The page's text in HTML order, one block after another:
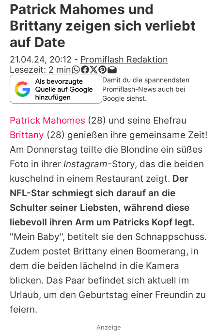
Alle Themen auf Promiflash
App runterladen
Team
Redaktionelle Richtlinien
Impressum
Datenschutzerklärung
Nutzungsbedingungen
Utiq verwalten
Patrick Mahomes und
Brittany zeigen sich verliebt
auf Date
21.04.24, 20:12 - Promiflash Redaktion
Lesezeit: 2 min
Damit du die spannendsten
Promiflash-News auch bei
Google siehst.
Patrick Mahomes (28) und seine Ehefrau
Brittany (28) genießen ihre gemeinsame Zeit!
Am Donnerstag teilte die Blondine ein süßes
Foto in ihrer Instagram-Story, das die beiden
kuschelnd in einem Restaurant zeigt. Der
NFL-Star schmiegt sich darauf an die
Schulter seiner Liebsten, während diese
liebevoll ihren Arm um Patricks Kopf legt.
"Mein Baby", betitelt sie den Schnappschuss.
Zudem postet Brittany einen Boomerang, in
dem die beiden lächelnd in die Kamera
blicken. Das Paar befindet sich aktuell im
Urlaub, um den Geburtstag einer Freundin zu
feiern.
Anzeige